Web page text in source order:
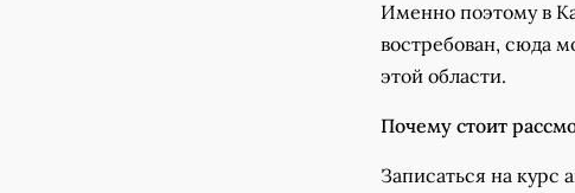
Именно поэтому в
востребован, сюда
этой области.
Почему стоит
Записаться на